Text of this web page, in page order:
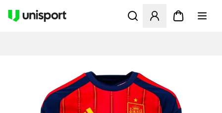
Åbner en Modal til at